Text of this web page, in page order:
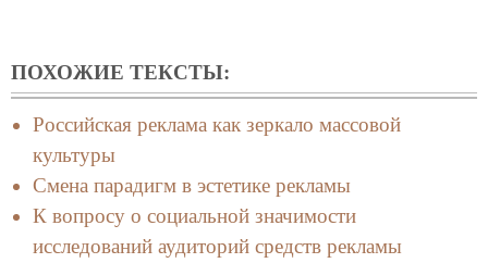
ПОХОЖИЕ ТЕКСТЫ:
Российская реклама как зеркало массовой
культуры
Смена парадигм в эстетике рекламы
К вопросу о социальной значимости
исследований аудиторий средств рекламы